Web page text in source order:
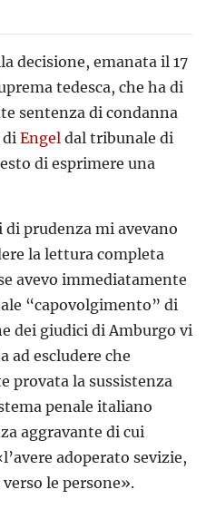
decisione, emanata il 17
tedesca, che ha di
sentenza di condanna
di Engel dal tribunale di
di esprimere una
prudenza mi avevano
la lettura completa
avevo immediatamente
“capovolgimento” di
dei giudici di Amburgo vi
ad escludere che
provata la sussistenza
penale italiano
aggravante di cui
adoperato sevizie,
le persone».